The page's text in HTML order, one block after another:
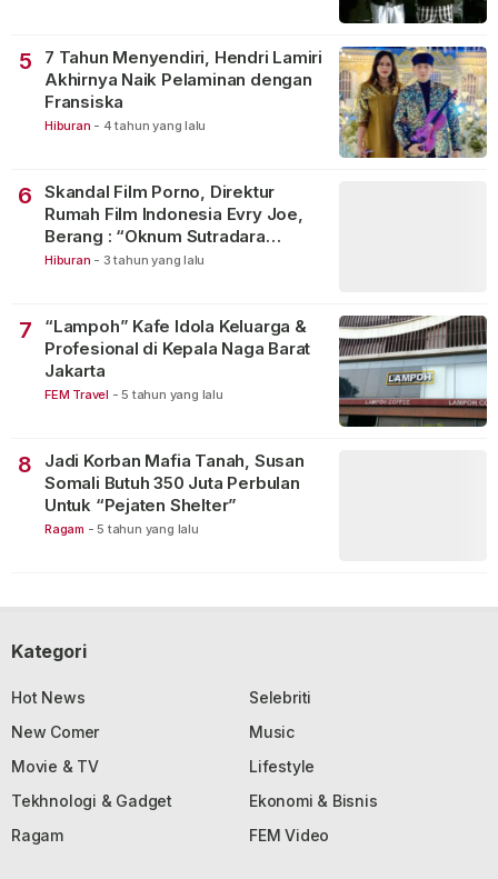
5
7 Tahun Menyendiri, Hendri Lamiri
Akhirnya Naik Pelaminan dengan
Fransiska
Hiburan - 4 tahun yang lalu
6
Skandal Film Porno, Direktur
Rumah Film Indonesia Evry Joe,
Berang : “Oknum Sutradara
Merusak Perfilman Indonesia”!
Hiburan - 3 tahun yang lalu
7
“Lampoh” Kafe Idola Keluarga &
Profesional di Kepala Naga Barat
Jakarta
FEM Travel - 5 tahun yang lalu
8
Jadi Korban Mafia Tanah, Susan
Somali Butuh 350 Juta Perbulan
Untuk “Pejaten Shelter”
Ragam - 5 tahun yang lalu
Kategori
Hot News
Selebriti
New Comer
Music
Movie & TV
Lifestyle
Tekhnologi & Gadget
Ekonomi & Bisnis
Ragam
FEM Video